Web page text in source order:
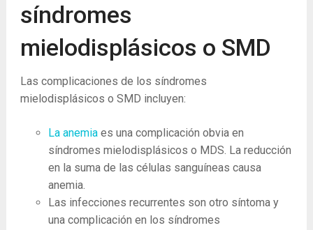
síndromes
mielodisplásicos o SMD
Las complicaciones de los síndromes
mielodisplásicos o SMD incluyen:
La anemia es una complicación obvia en
síndromes mielodisplásicos o MDS. La reducción
en la suma de las células sanguíneas causa
anemia.
Las infecciones recurrentes son otro síntoma y
una complicación en los síndromes